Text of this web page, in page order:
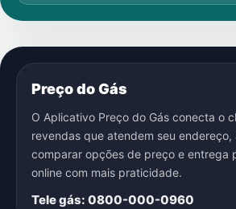
Preço do Gás
O Aplicativo Preço do Gás conecta o
revendas que atendem seu endereço,
comparar opções de preço e entrega
online com mais praticidade.
Tele gás: 0800-000-0960